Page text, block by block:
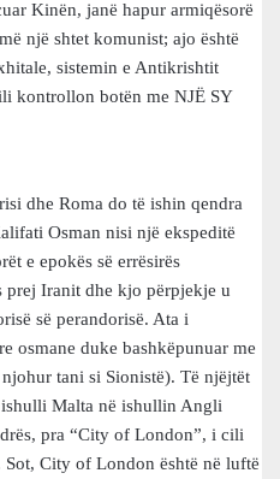
Kinën, janë hapur armiqësorë
një shtet komunist; ajo është
sistemin e Antikrishtit
kontrollon botën me NJË SY
dhe Roma do të ishin qendra
Osman nisi një ekspeditë
e epokës së errësirës
prej Iranit dhe kjo përpjekje u
së perandorisë. Ata i
osmane duke bashkëpunuar me
tani si Sionistë). Të njëjtët
Malta në ishullin Angli
pra “City of London”, i cili
City of London është në luftë